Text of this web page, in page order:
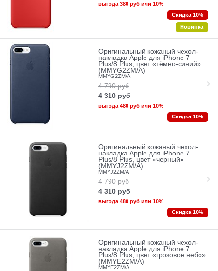
выгода 380 рубили 10%
Скидка 10%
Новинка
Оригинальный кожаный чехол-
накладка Apple для iPhone 7
Plus/8 Plus, цвет «тёмно-синий»
(MMYG2ZM/A)
MMYG2ZM/A
4 790 руб
4 310 руб
выгода 480 рубили 10%
Скидка 10%
Оригинальный кожаный чехол-
накладка Apple для iPhone 7
Plus/8 Plus, цвет «черный»
(MMYJ2ZM/A)
MMYJ2ZM/A
4 790 руб
4 310 руб
выгода 480 рубили 10%
Скидка 10%
Оригинальный кожаный чехол-
накладка Apple для iPhone 7
Plus/8 Plus, цвет «грозовое небо»
(MMYE2ZM/A)
MMYE2ZM/A